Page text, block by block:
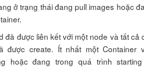
ở trạng thái đang pull images hoặc
đã được liên kết với một node và tất cả
được create. Ít nhất một Container
hoặc đang trong quá trình